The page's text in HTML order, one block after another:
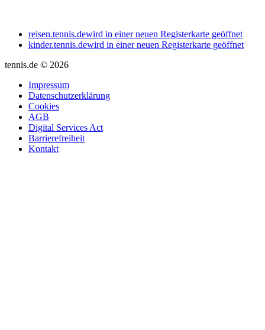
reisen.tennis.dewird in einer neuen Registerkarte geöffnet
kinder.tennis.dewird in einer neuen Registerkarte geöffnet
tennis.de © 2026
Impressum
Datenschutzerklärung
Cookies
AGB
Digital Services Act
Barrierefreiheit
Kontakt